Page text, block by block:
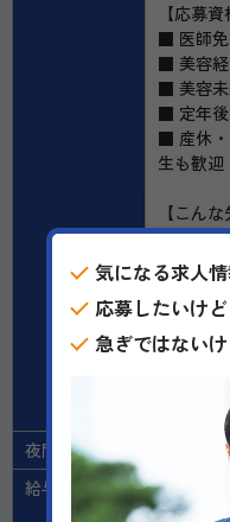
【応募資
■ 医師免
■ 美容
■ 美容未
■ 定年
■ 産休・
生も歓迎
【こん
・美容医
・患者様
い
・ワーク
・新しい
経験だ
夜間当直
給与備考
賞与：有
昇給：有
気になる求人
応募したいけ
急ぎではない